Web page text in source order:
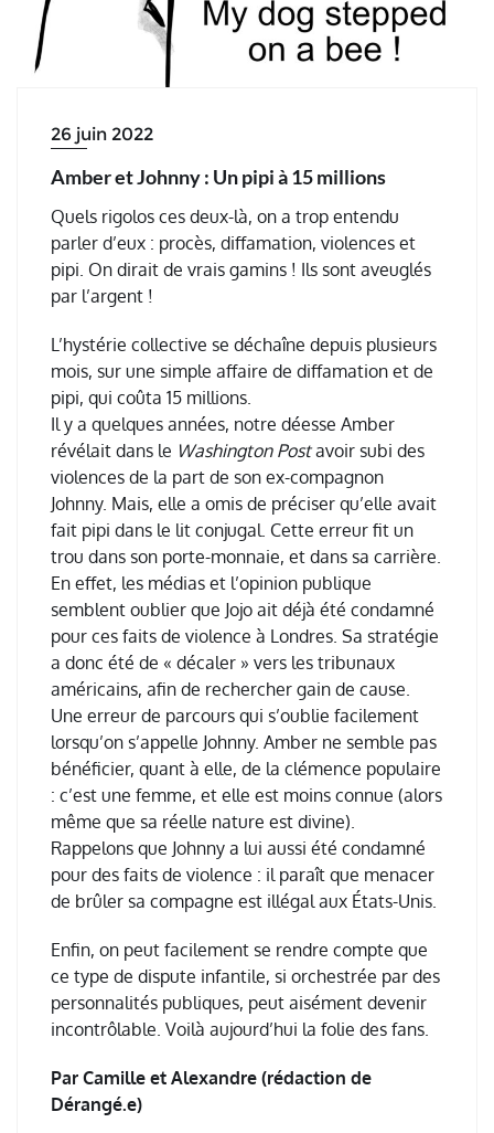
26 juin 2022
Amber et Johnny : Un pipi à 15 millions
Quels rigolos ces deux-là, on a trop entendu
parler d’eux : procès, diffamation, violences et
pipi. On dirait de vrais gamins ! Ils sont aveuglés
par l’argent !
L’hystérie collective se déchaîne depuis plusieurs
mois, sur une simple affaire de diffamation et de
pipi, qui coûta 15 millions.
Il y a quelques années, notre déesse Amber
révélait dans le Washington Postavoir subi des
violences de la part de son ex-compagnon
Johnny. Mais, elle a omis de préciser qu’elle avait
fait pipi dans le lit conjugal. Cette erreur fit un
trou dans son porte-monnaie, et dans sa carrière.
En effet, les médias et l’opinion publique
semblent oublier que Jojo ait déjà été condamné
pour ces faits de violence à Londres. Sa stratégie
a donc été de « décaler » vers les tribunaux
américains, afin de rechercher gain de cause.
Une erreur de parcours qui s’oublie facilement
lorsqu’on s’appelle Johnny. Amber ne semble pas
bénéficier, quant à elle, de la clémence populaire
: c’est une femme, et elle est moins connue (alors
même que sa réelle nature est divine).
Rappelons que Johnny a lui aussi été condamné
pour des faits de violence : il paraît que menacer
de brûler sa compagne est illégal aux États-Unis.
Enfin, on peut facilement se rendre compte que
ce type de dispute infantile, si orchestrée par des
personnalités publiques, peut aisément devenir
incontrôlable. Voilà aujourd’hui la folie des fans.
Par Camille et Alexandre (rédaction de
Dérangé.e)